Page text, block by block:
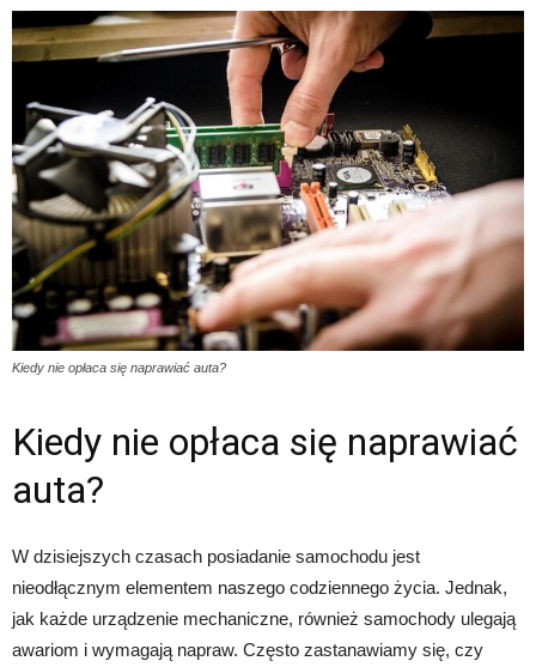
Kiedy nie opłaca się naprawiać auta?
Kiedy nie opłaca się naprawiać
auta?
W dzisiejszych czasach posiadanie samochodu jest
nieodłącznym elementem naszego codziennego życia. Jednak,
jak każde urządzenie mechaniczne, również samochody ulegają
awariom i wymagają napraw. Często zastanawiamy się, czy